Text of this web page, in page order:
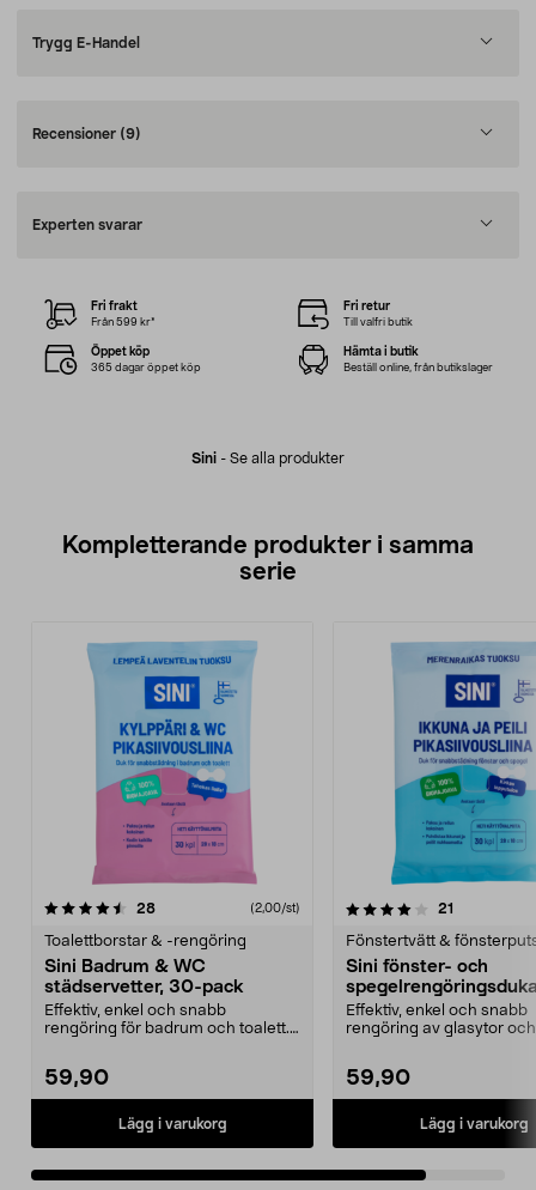
Trygg E-Handel
Recensioner (9)
Experten svarar
Sini - Se alla produkter
Fri frakt
Från 599 kr*
Fri retur
Till valfri butik
Öppet köp
365 dagar öppet köp
Hämta i butik
Beställ online, från butikslager
Kompletterande produkter i samma
serie
28recensioner (2,00/st)
Toalettborstar & -rengöring
Sini Badrum & WC
städservetter, 30-pack
Effektiv, enkel och snabb
rengöring för badrum och toalett.
59,90
Lägg i varukorg
4.0av 5 stjärnor 21
Fönstertvätt &
Sini fönster- och
pack
Effektiv, enkel och snabb
rengöring av glasytor
59,90
Lägg i varukorg